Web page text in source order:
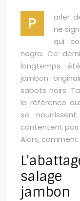
P
arler
ne
qui
negra. Ce
longtemps
jambon
sabots noirs.
la référence
se
contentent pas
Alors,
jambon